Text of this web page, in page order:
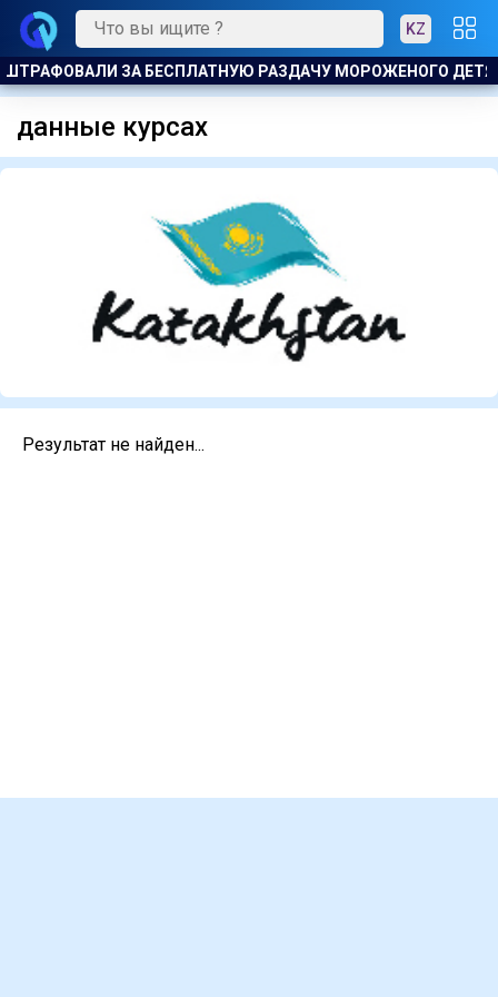
KZ
ЗА БЕСПЛАТНУЮ РАЗДАЧУ МОРОЖЕНОГО
данные курсах
Результат не найден...